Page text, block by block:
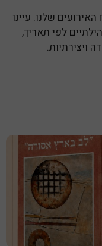
שלנו. עיינו
לפי תאריך,
ויצירתיות.